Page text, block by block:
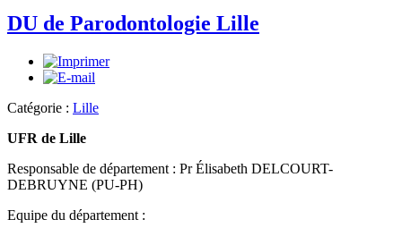
DU de Parodontologie Lille
Catégorie : Lille
UFR de Lille
Responsable de département : Pr Élisabeth DELCOURT-
DEBRUYNE (PU-PH)
Equipe du département :